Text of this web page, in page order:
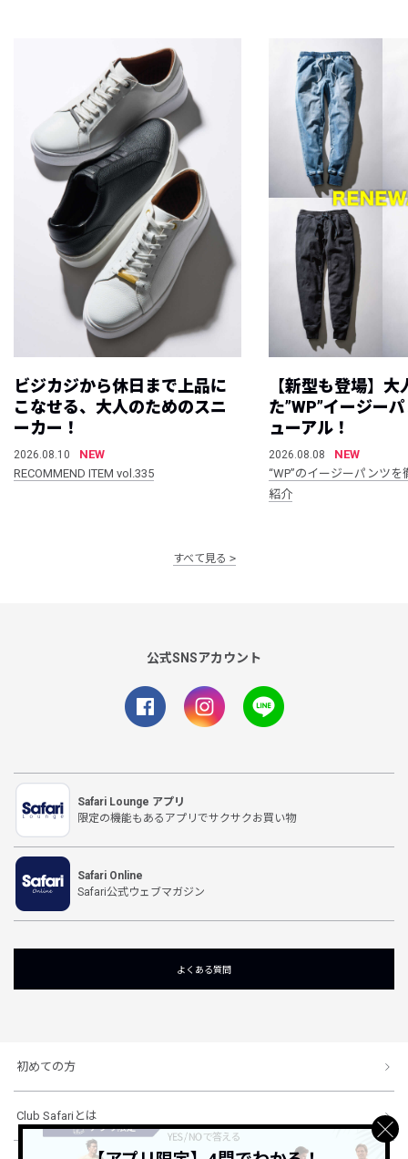
ビジカジから休日まで上品に
こなせる、大人のためのスニ
ーカー！
2026.08.10
NEW
RECOMMEND ITEM vol.335
【新型も登場】大
た”WP”イージー
ューアル！
2026.08.08
NEW
“WP”のイージーパンツ
紹介
すべて見る
公式SNSアカウント
Safari Lounge アプリ
限定の機能もあるアプリでサクサクお買い物
Safari Online
Safari公式ウェブマガジン
よくある質問
初めての方
Club Safariとは